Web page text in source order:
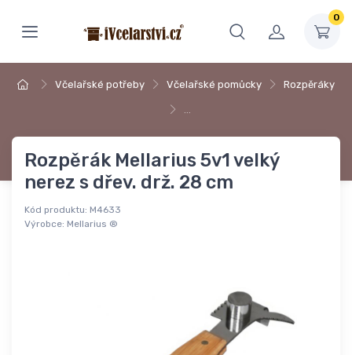
0
Včelařské potřeby Včelařské pomůcky Rozpěráky
…
Rozpěrák Mellarius 5v1 velký
nerez s dřev. drž. 28 cm
Kód produktu: M4633
Výrobce: Mellarius ®